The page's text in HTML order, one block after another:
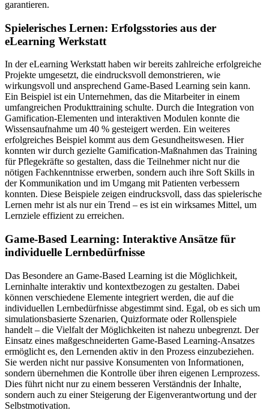
garantieren.
Spielerisches Lernen: Erfolgsstories aus der
eLearning Werkstatt
In der eLearning Werkstatt haben wir bereits zahlreiche erfolgreiche
Projekte umgesetzt, die eindrucksvoll demonstrieren, wie
wirkungsvoll und ansprechend Game-Based Learning sein kann.
Ein Beispiel ist ein Unternehmen, das die Mitarbeiter in einem
umfangreichen Produkttraining schulte. Durch die Integration von
Gamification-Elementen und interaktiven Modulen konnte die
Wissensaufnahme um 40 % gesteigert werden. Ein weiteres
erfolgreiches Beispiel kommt aus dem Gesundheitswesen. Hier
konnten wir durch gezielte Gamification-Maßnahmen das Training
für Pflegekräfte so gestalten, dass die Teilnehmer nicht nur die
nötigen Fachkenntnisse erwerben, sondern auch ihre Soft Skills in
der Kommunikation und im Umgang mit Patienten verbessern
konnten. Diese Beispiele zeigen eindrucksvoll, dass das spielerische
Lernen mehr ist als nur ein Trend – es ist ein wirksames Mittel, um
Lernziele effizient zu erreichen.
Game-Based Learning: Interaktive Ansätze für
individuelle Lernbedürfnisse
Das Besondere an Game-Based Learning ist die Möglichkeit,
Lerninhalte interaktiv und kontextbezogen zu gestalten. Dabei
können verschiedene Elemente integriert werden, die auf die
individuellen Lernbedürfnisse abgestimmt sind. Egal, ob es sich um
simulationsbasierte Szenarien, Quizformate oder Rollenspiele
handelt – die Vielfalt der Möglichkeiten ist nahezu unbegrenzt. Der
Einsatz eines maßgeschneiderten Game-Based Learning-Ansatzes
ermöglicht es, den Lernenden aktiv in den Prozess einzubeziehen.
Sie werden nicht nur passive Konsumenten von Informationen,
sondern übernehmen die Kontrolle über ihren eigenen Lernprozess.
Dies führt nicht nur zu einem besseren Verständnis der Inhalte,
sondern auch zu einer Steigerung der Eigenverantwortung und der
Selbstmotivation.